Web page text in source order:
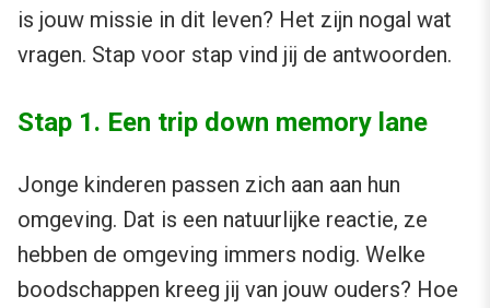
is jouw missie in dit leven? Het zijn nogal wat
vragen. Stap voor stap vind jij de antwoorden.
Stap 1. Een trip down memory lane
Jonge kinderen passen zich aan aan hun
omgeving. Dat is een natuurlijke reactie, ze
hebben de omgeving immers nodig. Welke
boodschappen kreeg jij van jouw ouders? Hoe